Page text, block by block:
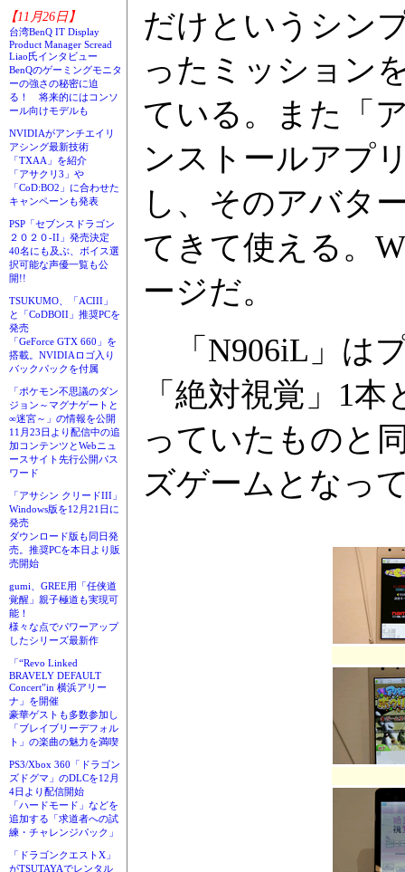
【11月26日】
台湾BenQ IT Display
Product Manager Scread
Liao氏インタビュー
BenQのゲーミングモニタ
ーの強さの秘密に迫
る！ 将来的にはコンソ
ール向けモデルも
NVIDIAがアンチエイリ
アシング最新技術
「TXAA」を紹介
「アサクリ3」や
「CoD:BO2」に合わせた
キャンペーンも発表
PSP「セブンスドラゴン
２０２０-II」発売決定
40名にも及ぶ、ボイス選
択可能な声優一覧も公
開!!
TSUKUMO、「ACIII」
と「CoDBOII」推奨PCを
発売
「GeForce GTX 660」を
搭載。NVIDIAロゴ入り
バックパックを付属
「ポケモン不思議のダン
ジョン～マグナゲートと
∞迷宮～」の情報を公開
11月23日より配信中の追
加コンテンツとWebニュ
ースサイト先行公開パス
ワード
「アサシン クリードIII」
Windows版を12月21日に
発売
ダウンロード版も同日発
売。推奨PCを本日より販
売開始
gumi、GREE用「任侠道
覚醒」親子極道も実現可
能！
様々な点でパワーアップ
したシリーズ最新作
「“Revo Linked
BRAVELY DEFAULT
Concert”in 横浜アリー
ナ」を開催
豪華ゲストも多数参加し
「ブレイブリーデフォル
ト」の楽曲の魅力を満喫
PS3/Xbox 360「ドラゴン
ズドグマ」のDLCを12月
4日より配信開始
「ハードモード」などを
追加する「求道者への試
練・チャレンジパック」
「ドラゴンクエストX」
がTSUTAYAでレンタル
だけというシン
ったミッション
ている。また「
ンストールアプ
し、そのアバタ
てきて使える。
ージだ。
「N906iL」は
「絶対視覚」1
っていたものと
ズゲームとなっ